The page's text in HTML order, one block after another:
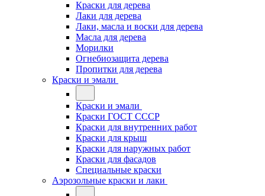
Краски для дерева
Лаки для дерева
Лаки, масла и воски для дерева
Масла для дерева
Морилки
Огнебиозащита дерева
Пропитки для дерева
Краски и эмали
Краски и эмали
Краски ГОСТ СССР
Краски для внутренних работ
Краски для крыш
Краски для наружных работ
Краски для фасадов
Специальные краски
Аэрозольные краски и лаки